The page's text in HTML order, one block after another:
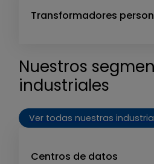
Transformadores
Nuestros
industriales
Ver todas nuestras
Centros de datos